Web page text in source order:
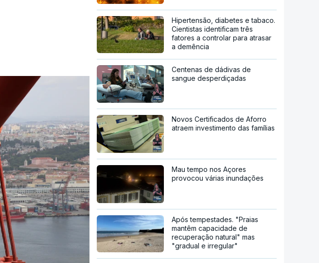
Hipertensão, diabetes e tabaco.
Cientistas identificam três
fatores a controlar para atrasar
a demência
Centenas de dádivas de
sangue desperdiçadas
Novos Certificados de Aforro
atraem investimento das famílias
Mau tempo nos Açores
provocou várias inundações
Após tempestades. "Praias
mantêm capacidade de
recuperação natural" mas
"gradual e irregular"